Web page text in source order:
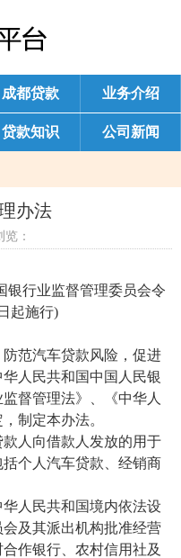
成都贷款 业务介绍
贷款知识 公司新闻
办法
览：
银行业监督管理委员会令
起施行)
范汽车贷款风险，促进
人民共和国中国人民银
督管理法》、《中华人
制定本办法。
人向借款人发放的用于
个人汽车贷款、经销商
人民共和国境内依法设
及其派出机构批准经营
作银行、农村信用社及